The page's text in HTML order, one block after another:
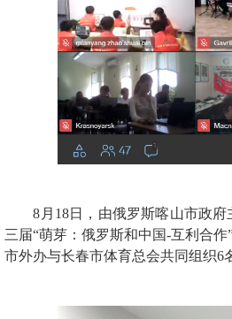
8月18日，由俄罗斯喀山市政
三届“萌芽：俄罗斯和中国-互利合
市外办与长春市体育总会共同组织6